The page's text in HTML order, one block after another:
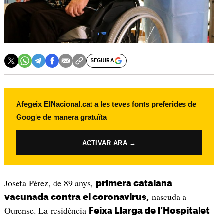
SEGUIR A
Afegeix ElNacional.cat a les teves fonts preferides de
Google de manera gratuïta
ACTIVAR ARA →
Josefa Pérez, de 89 anys, primera catalana
vacunada contra el coronavirus, nascuda a
Ourense. La residència Feixa Llarga de l'Hospitalet